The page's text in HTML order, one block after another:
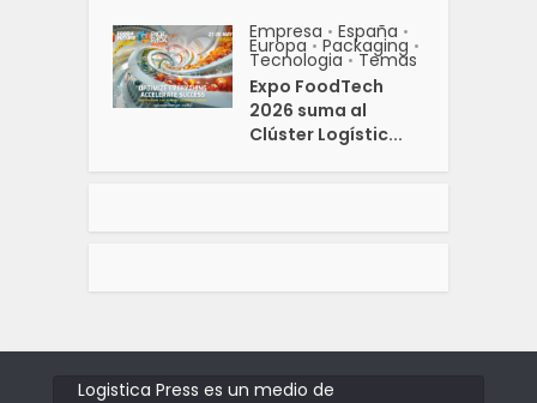
Empresa • España •
Europa • Packaging •
Tecnologia • Temas
Expo FoodTech
2026 suma al
Clúster Logístic...
Logistica Press es un medio de